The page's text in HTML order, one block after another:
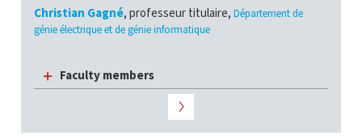
Christian Gagné, professeur titulaire, Département de
génie électrique et de génie informatique
Faculty members